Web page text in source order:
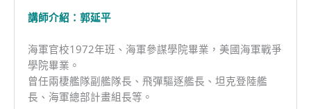
講師介紹：郭延平
海軍官校1972年班、海軍參謀學院畢業，美國海軍戰爭
學院畢業。
曾任兩棲艦隊副艦隊長、飛彈驅逐艦長、坦克登陸艦
長、海軍總部計畫組長等。